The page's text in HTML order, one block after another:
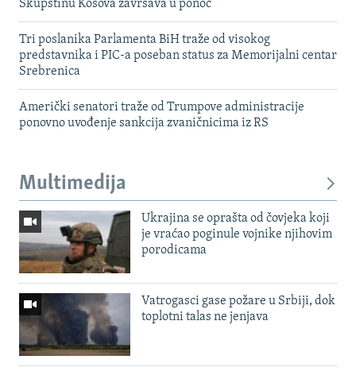
Skupštinu Kosova završava u ponoć
Tri poslanika Parlamenta BiH traže od visokog
predstavnika i PIC-a poseban status za Memorijalni centar
Srebrenica
Američki senatori traže od Trumpove administracije
ponovno uvođenje sankcija zvaničnicima iz RS
Multimedija
Ukrajina se oprašta od čovjeka koji
je vraćao poginule vojnike njihovim
porodicama
Vatrogasci gase požare u Srbiji, dok
toplotni talas ne jenjava